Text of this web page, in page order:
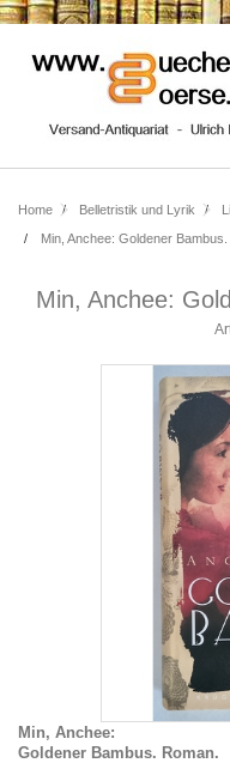
Home Belletristik und Lyrik
Min, Anchee: Goldener Bambus.
Min, Anchee:
Min, Anchee:
Goldener Bambus. Roman.